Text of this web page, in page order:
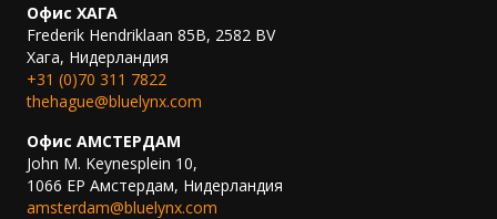
Офис ХАГА
Frederik Hendriklaan 85B, 2582 BV
Хага, Нидерландия
+31 (0)70 311 7822
thehague@bluelynx.com
Офис АМСТЕРДАМ
John M. Keynesplein 10,
1066 EP Амстердам, Нидерландия
amsterdam@bluelynx.com